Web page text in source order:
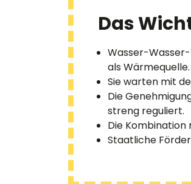
Das
Wasser-
als Wärmequelle.
Sie warten mit
Die
streng reguliert.
Die
Staatliche